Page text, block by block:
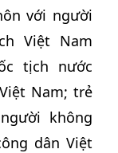
với người
Việt Nam
tịch nước
Nam; trẻ
không
dân Việt